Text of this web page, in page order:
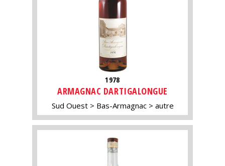
1978
ARMAGNAC DARTIGALONGUE
Sud Ouest Bas-Armagnac autre